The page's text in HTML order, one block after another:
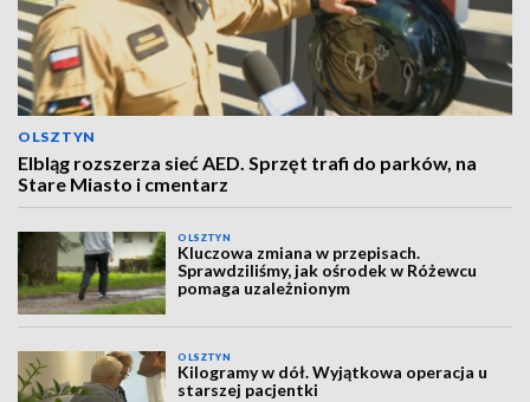
OLSZTYN
Elbląg rozszerza sieć AED. Sprzęt trafi do parków, na
Stare Miasto i cmentarz
OLSZTYN
Kluczowa zmiana w przepisach.
Sprawdziliśmy, jak ośrodek w Różewcu
pomaga uzależnionym
OLSZTYN
Kilogramy w dół. Wyjątkowa operacja u
starszej pacjentki